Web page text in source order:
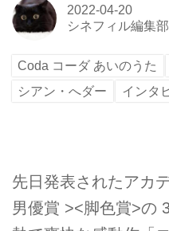
2022-04-20
シネフィル編集部
Coda コーダ あいのうた
シアン・へダー
インタ
先日発表されたアカ
男優賞 ><脚色賞>の